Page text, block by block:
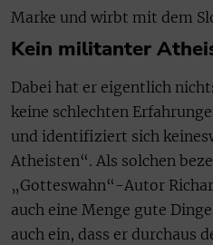
Marke und wirbt mit dem
Kein militanter
Dabei hat er eigentlich
keine schlechten
und identifiziert sich
Atheisten“. Als solchen
„Gotteswahn“-Autor
auch eine Menge gute
auch ein, dass er durchaus